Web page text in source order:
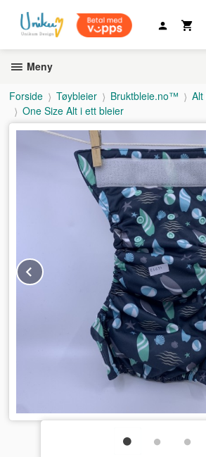
innholdet
Meny
Forside Tøybleier Bruktbleie.no™
One Size Alt i ett bleier
Prev